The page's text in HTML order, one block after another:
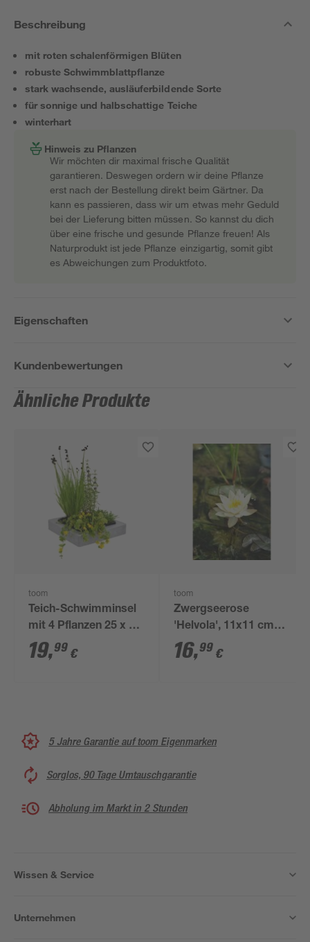
Beschreibung
mit roten schalenförmigen Blüten
robuste Schwimmblattpflanze
stark wachsende, ausläuferbildende Sorte
für sonnige und halbschattige Teiche
winterhart
Hinweis zu Pflanzen
Wir möchten dir maximal frische Qualität
garantieren. Deswegen ordern wir deine Pflanze
erst nach der Bestellung direkt beim Gärtner. Da
kann es passieren, dass wir um etwas mehr Geduld
bei der Lieferung bitten müssen. So kannst du dich
über eine frische und gesunde Pflanze freuen! Als
Naturprodukt ist jede Pflanze einzigartig, somit gibt
es Abweichungen zum Produktfoto.
Eigenschaften
Kundenbewertungen
Ähnliche Produkte
toom
Teich-Schwimminsel
mit 4 Pflanzen 25 x 25
cm
19,99 €
toom
Zwergseerose
'Helvola', 11x11 cm
Topf
16,99 €
5 Jahre Garantie auf toom Eigenmarken
Sorglos, 90 Tage Umtauschgarantie
Abholung im Markt in 2 Stunden
Wissen & Service
Unternehmen